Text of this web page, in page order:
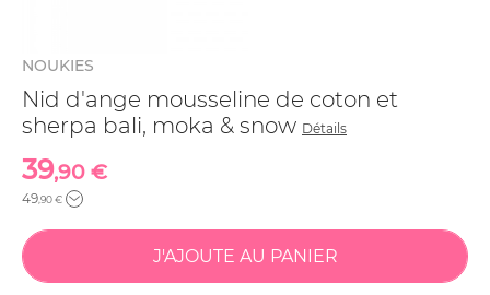
NOUKIES
Nid d'ange mousseline de coton et
sherpa bali, moka & snow Détails
39,90 €
49,90 €